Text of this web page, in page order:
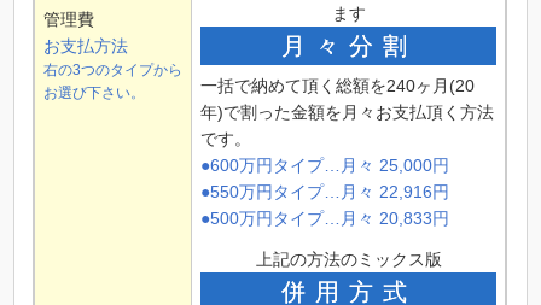
管理費
お支払方法
右の3つのタイプから
お選び下さい。
ます
月々分割
一括で納めて頂く総額を240ヶ月(20
年)で割った金額を月々お支払頂く方法
です。
●600万円タイプ…月々 25,000円
●550万円タイプ…月々 22,916円
●500万円タイプ…月々 20,833円
上記の方法のミックス版
併用方式